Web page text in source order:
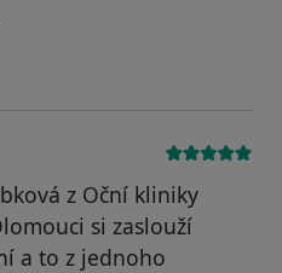
Váš účet byl odstraněn
z Oční kliniky
si zaslouží
a to z jednoho